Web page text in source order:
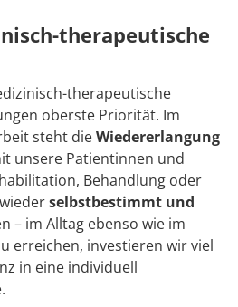
therapeutische
therapeutische
oberste Priorität. Im
steht dieWiedererlangung
unsere Patientinnen und
Behandlung oder
selbstbestimmt und
– im Alltag ebenso wie im
erreichen, investieren wir viel
in eine individuell